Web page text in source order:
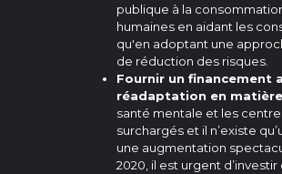
publique à la
humaines en aidant les
qu'en adoptant une
de réduction des risques.
Fournir un financement
réadaptation en
santé mentale et les
surchargés et il n’existe
une augmentation
2020, il est urgent